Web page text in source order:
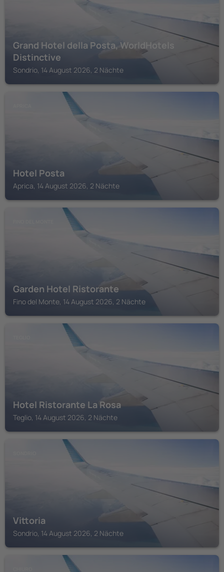
Grand Hotel della Posta, WorldHotels
Distinctive
Sondrio, 14 August 2026, 2 Nächte
Hotel Posta
Aprica, 14 August 2026, 2 Nächte
Garden Hotel Ristorante
Fino del Monte, 14 August 2026, 2 Nächte
Hotel Ristorante La Rosa
Teglio, 14 August 2026, 2 Nächte
Vittoria
Sondrio, 14 August 2026, 2 Nächte